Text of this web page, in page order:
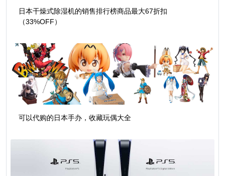
日本干燥式除湿机的销售排行榜商品最大67折扣
（33%OFF）
可以代购的日本手办，收藏玩偶大全